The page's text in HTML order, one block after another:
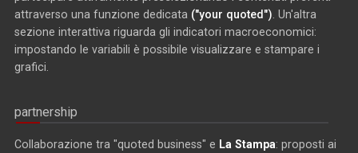
attraverso una funzione dedicata ("your quoted") . Un'altra
sezione interattiva riguarda gli indicatori macroeconomici:
impostando le variabili è possibile visualizzare e stampare i
grafici.
partnership
Collaborazione tra "quoted business" e La Stampa: proposti ai